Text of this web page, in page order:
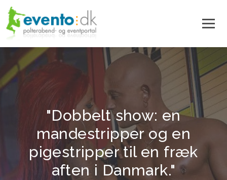
"Dobbelt show: en
mandestripper og en
pigestripper til en fræk
aften i Danmark."